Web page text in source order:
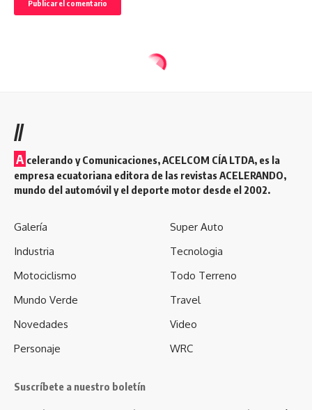
//
A celerando y Comunicaciones, ACELCOM CÍA LTDA, es la
empresa ecuatoriana editora de las revistas ACELERANDO,
mundo del automóvil y el deporte motor desde el 2002.
Galería
Industria
Motociclismo
Mundo Verde
Novedades
Personaje
Super Auto
Tecnologia
Todo Terreno
Travel
Video
WRC
Suscríbete a nuestro boletín